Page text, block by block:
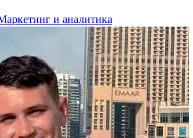
и аналитика